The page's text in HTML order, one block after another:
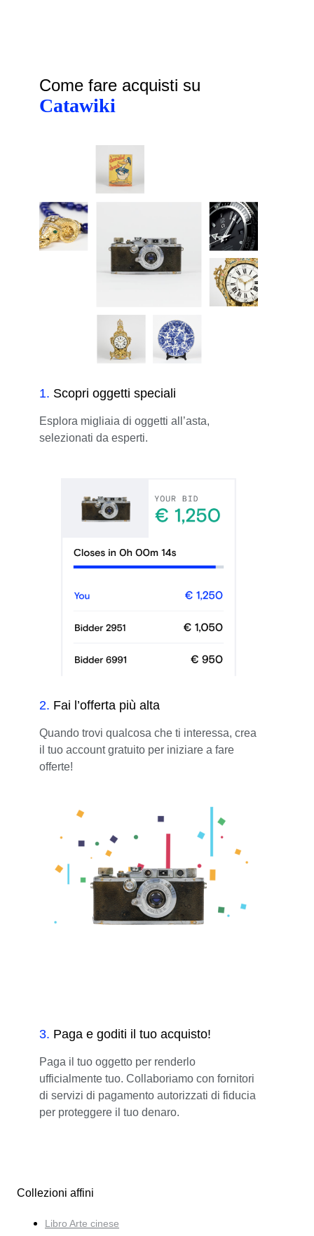
Come fare acquisti su
Catawiki
1. Scopri oggetti speciali
Esplora migliaia di oggetti all’asta,
selezionati da esperti.
2. Fai l’offerta più alta
Quando trovi qualcosa che ti interessa, crea
il tuo account gratuito per iniziare a fare
offerte!
3. Paga e goditi il tuo acquisto!
Paga il tuo oggetto per renderlo
ufficialmente tuo. Collaboriamo con fornitori
di servizi di pagamento autorizzati di fiducia
per proteggere il tuo denaro.
Collezioni affini
Libro Arte cinese